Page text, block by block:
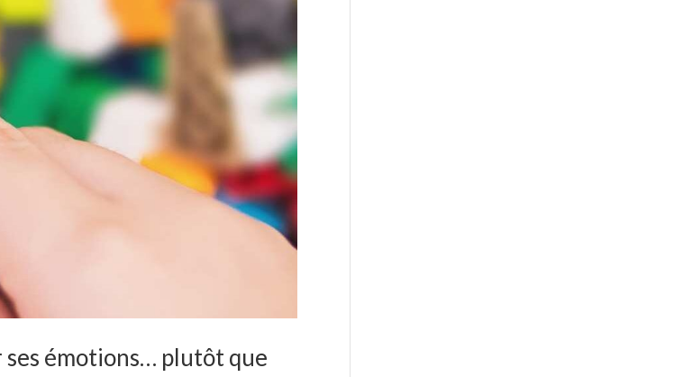
émotions… plutôt que